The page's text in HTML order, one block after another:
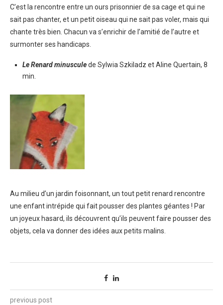
C’est la rencontre entre un ours prisonnier de sa cage et qui ne
sait pas chanter, et un petit oiseau qui ne sait pas voler, mais qui
chante très bien. Chacun va s’enrichir de l’amitié de l’autre et
surmonter ses handicaps.
Le Renard minusculede Sylwia Szkiladz et Aline Quertain, 8
min.
Au milieu d’un jardin foisonnant, un tout petit renard rencontre
une enfant intrépide qui fait pousser des plantes géantes ! Par
un joyeux hasard, ils découvrent qu’ils peuvent faire pousser des
objets, cela va donner des idées aux petits malins.
previous post